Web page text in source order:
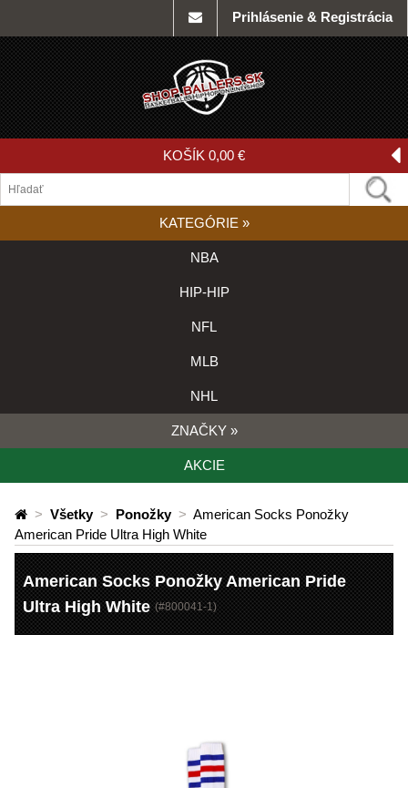
Prihlásenie & Registrácia
KOŠÍK 0,00 €
KATEGÓRIE »
NBA
HIP-HIP
NFL
MLB
NHL
ZNAČKY »
AKCIE
> Všetky > Ponožky > American Socks Ponožky
American Pride Ultra High White
American Socks Ponožky American Pride
Ultra High White (#800041-1)